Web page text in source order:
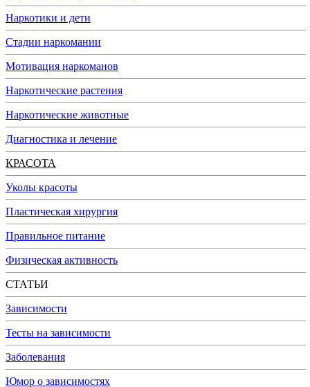
Наркотики и дети
Стадии наркомании
Мотивация наркоманов
Наркотические растения
Наркотические животные
Диагностика и лечение
КРАСОТА
Уколы красоты
Пластическая хирургия
Правильное питание
Физическая активность
СТАТЬИ
Зависимости
Тесты на зависимости
Заболевания
Юмор о зависимостях